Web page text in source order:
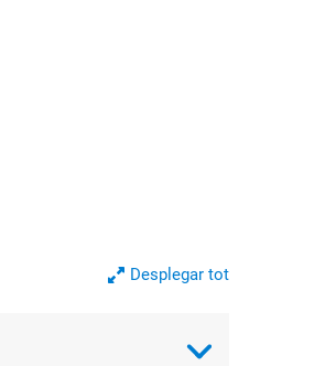
Desplegar tot